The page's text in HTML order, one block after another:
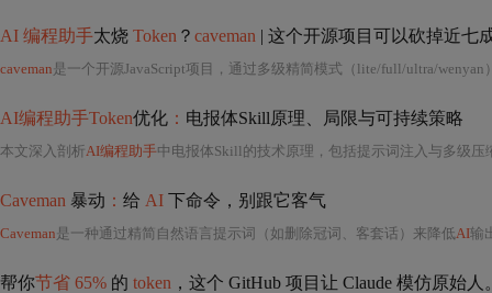
AI 编程助手太烧 Token ？ caveman | 这个开源项目可以砍掉近七
caveman是一个开源JavaScript项目，通过多级精简模式（lite/full/ultra/wenyan
AI编程助手Token优化 ： 电报体Skill原理、局限与可持续策略
本文深入剖析AI编程助手中电报体Skill的技术原理，包括提示词注入与多级压
Caveman 暴动 ： 给 AI 下命令，别跟它客气
Caveman是一种通过精简自然语言提示词（如删除冠词、客套话）来降低AI输
帮你节省 65% 的 token ，这个 GitHub 项目让 Claude 模仿原始人